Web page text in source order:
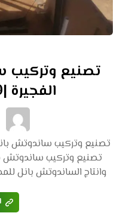
تصنيع
الفجيرة |0503163139
تصنيع وتركيب ساندوتش
تصنيع وتركيب ساندوتش
وانتاج الساندوتش بانل